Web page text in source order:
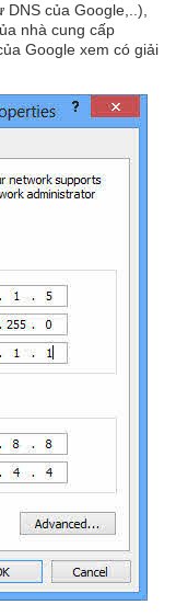
DNS của Google,..),
nhà cung cấp
Google xem có giải